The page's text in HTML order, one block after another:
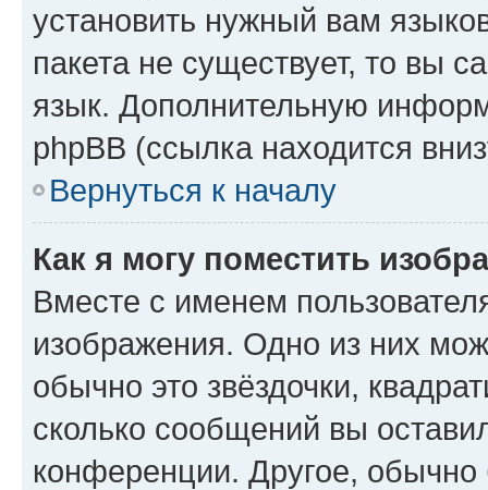
установить нужный вам
пакета не существует, то вы
язык. Дополнительную
phpBB (ссылка находится
Вернуться к началу
Как я могу поместить
Вместе с именем
изображения. Одно из них
обычно это звёздочки,
сколько сообщений вы
конференции. Другое,